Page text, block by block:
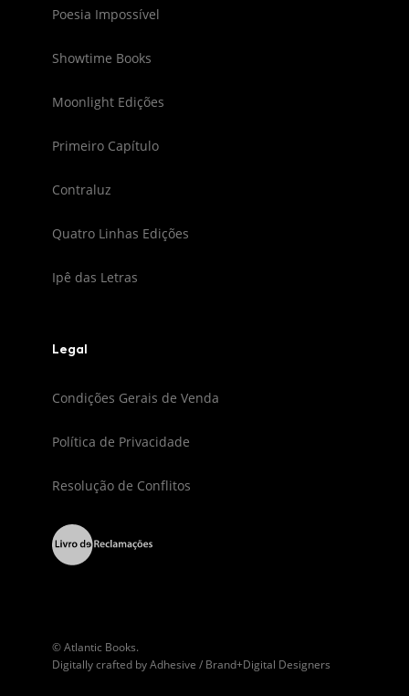
Poesia Impossível
Showtime Books
Moonlight Edições
Primeiro Capítulo
Contraluz
Quatro Linhas Edições
Ipê das Letras
Legal
Condições Gerais de Venda
Política de Privacidade
Resolução de Conflitos
© Atlantic Books.
Digitally crafted byAdhesive / Brand+Digital Designers